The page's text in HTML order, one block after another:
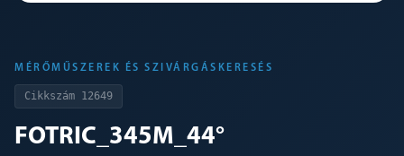
MÉRŐMŰSZEREK ÉS SZIVÁRGÁSKERESÉS
Cikkszám 12649
FOTRIC_345M_44°